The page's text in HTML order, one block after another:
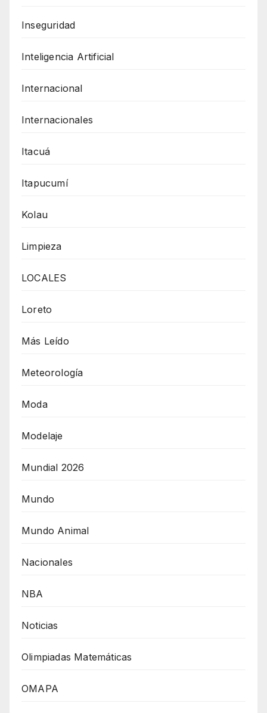
Inseguridad
Inteligencia Artificial
Internacional
Internacionales
Itacuá
Itapucumí
Kolau
Limpieza
LOCALES
Loreto
Más Leído
Meteorología
Moda
Modelaje
Mundial 2026
Mundo
Mundo Animal
Nacionales
NBA
Noticias
Olimpiadas Matemáticas
OMAPA